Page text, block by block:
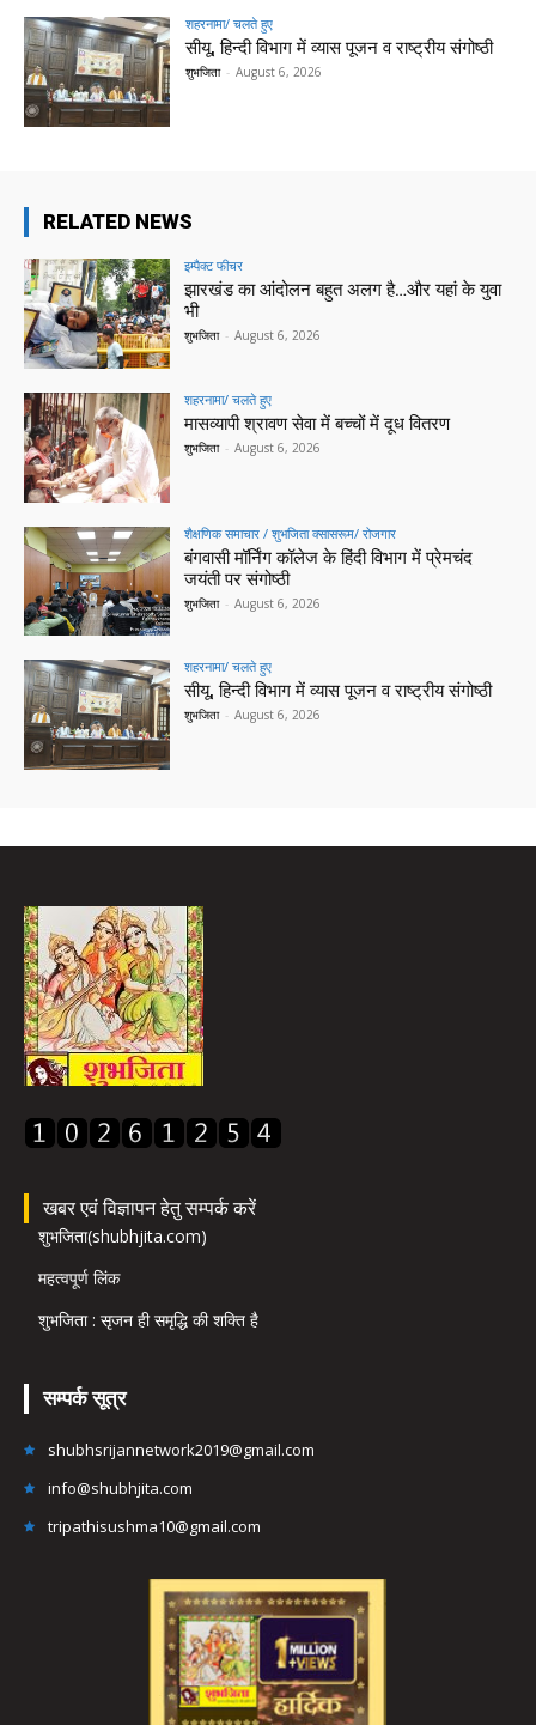
शहरनामा/ चलते हुए
सीयू, हिन्दी विभाग में व्यास पूजन व राष्ट्रीय संगोष्ठी
शुभजिता - August 6, 2026
RELATED NEWS
इम्पैक्ट फीचर
झारखंड का आंदोलन बहुत अलग है…और यहां के युवा
भी
शुभजिता - August 6, 2026
शहरनामा/ चलते हुए
मासव्यापी श्रावण सेवा में बच्चों में दूध वितरण
शुभजिता - August 6, 2026
शैक्षणिक समाचार / शुभजिता क्सासरूम/ रोजगार
बंगवासी मॉर्निंग कॉलेज के हिंदी विभाग में प्रेमचंद
जयंती पर संगोष्ठी
शुभजिता - August 6, 2026
शहरनामा/ चलते हुए
सीयू, हिन्दी विभाग में व्यास पूजन व राष्ट्रीय संगोष्ठी
शुभजिता - August 6, 2026
खबर एवं विज्ञापन हेतु सम्पर्क करें
शुभजिता(shubhjita.com)
महत्वपूर्ण लिंक
शुभजिता : सृजन ही समृद्धि की शक्ति है
सम्पर्क सूत्र
shubhsrijannetwork2019@gmail.com
info@shubhjita.com
tripathisushma10@gmail.com